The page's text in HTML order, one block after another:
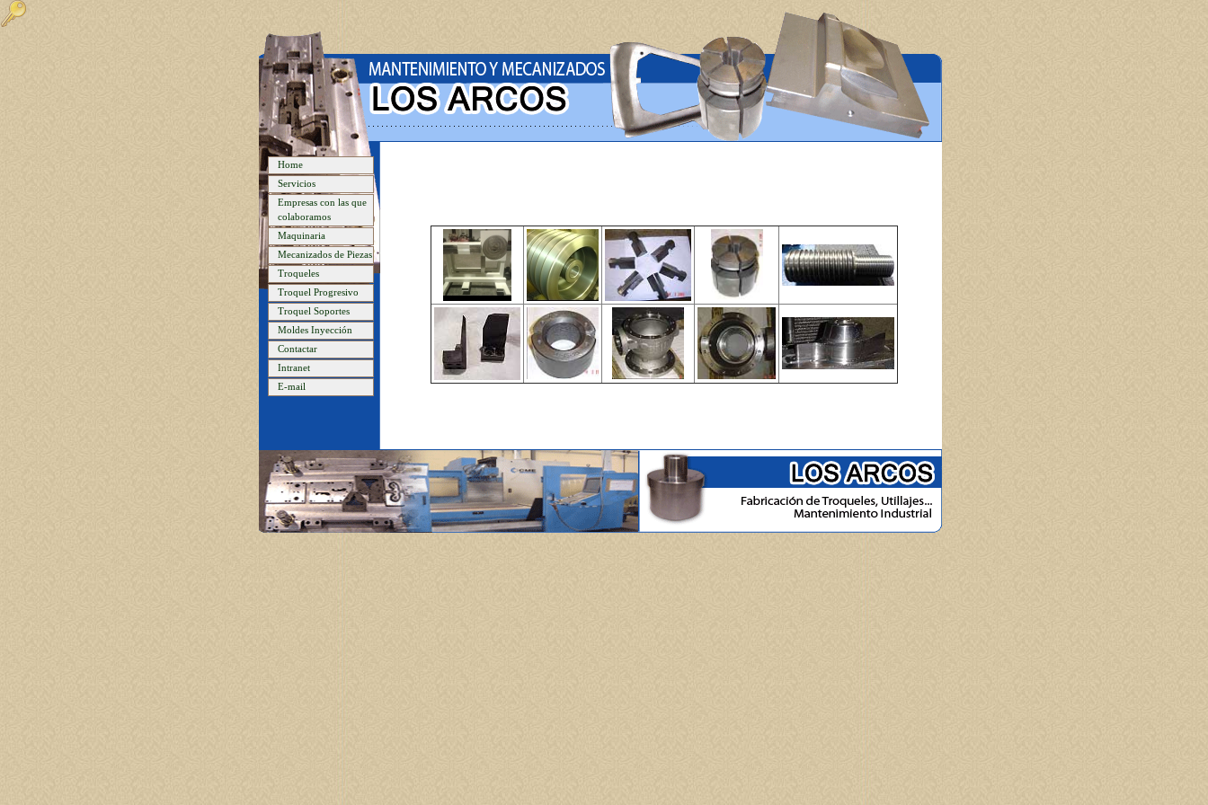
Home
Servicios
Empresas con las que
colaboramos
Maquinaria
Mecanizados de Piezas
Troqueles
Troquel Progresivo
Troquel Soportes
Moldes Inyección
Contactar
Intranet
E-mail